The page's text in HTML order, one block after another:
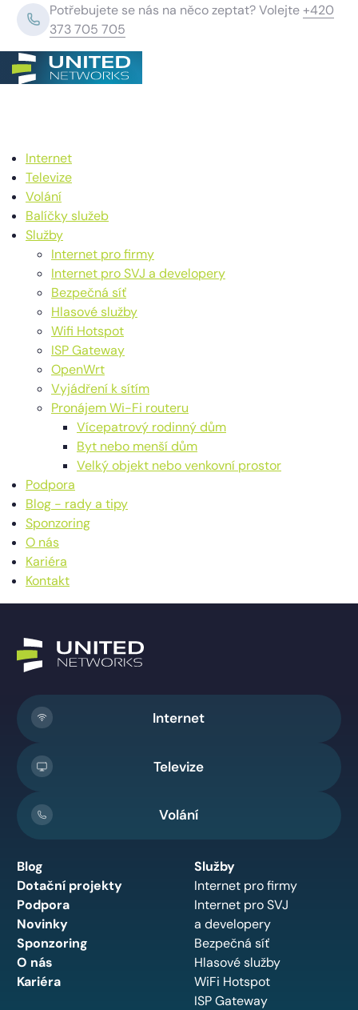
Potřebujete se nás na něco zeptat? Volejte+420
373 705 705
Internet
Televize
Volání
Balíčky služeb
Služby
Internet pro firmy
Internet pro SVJ a developery
Bezpečná síť
Hlasové služby
Wifi Hotspot
ISP Gateway
OpenWrt
Vyjádření k sítím
Pronájem Wi-Fi routeru
Vícepatrový rodinný dům
Byt nebo menší dům
Velký objekt nebo venkovní prostor
Podpora
Blog - rady a tipy
Sponzoring
O nás
Kariéra
Kontakt
Internet
Televize
Volání
Blog
Dotační projekty
Podpora
Novinky
Sponzoring
O nás
Kariéra
Služby
Internet pro firmy
Internet pro SVJ
a developery
Bezpečná síť
Hlasové služby
WiFi Hotspot
ISP Gateway